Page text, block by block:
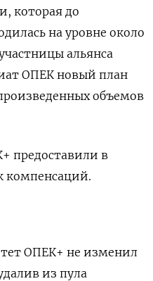
которая до
на уровне около
альянса
ОПЕК ​новый план
объемов
предоставили в
компенсаций.
ОПЕК+ не изменил
из пула